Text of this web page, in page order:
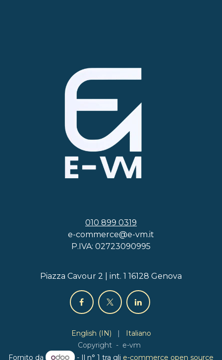
010 899 0319
e-commerce@e-vm.it
P.IVA: 02723090995
Piazza Cavour 2 | int. 1 16128 Genova
Copyright - e-vm
English (IN) | Italiano
Fornito da - Il n° 1 tra gli e-commerce open source